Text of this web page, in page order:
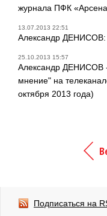
журнала ПФК
13.07.2013 22:51
Александр ДЕНИСОВ:
25.10.2013 15:57
Александр ДЕНИСОВ -
мнение" на
октября 2013 года)
Подписаться на